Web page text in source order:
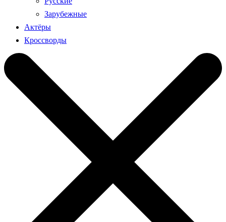
Зарубежные
Актёры
Кроссворды